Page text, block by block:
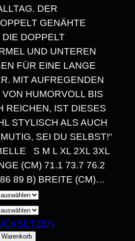
A
N
N
E
:
1
4
,
3
0
€
B
DER
GENÄHTE
DOPPELT
UND UNTEREN
FÜR EINE LANGE
MIT AUFREGENDEN
HUMORVOLL BIS
REICHEN, IST DIESES
STYLISCH ALS AUCH
SEI DU SELBST!“
S M L XL 2XL 3XL 4
(CM) 71.1 73.7 76.2 7
89 B) BREITE (CM)…
Warenkorb